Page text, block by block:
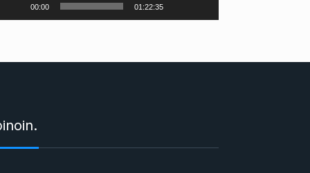
00:00 01:22:35